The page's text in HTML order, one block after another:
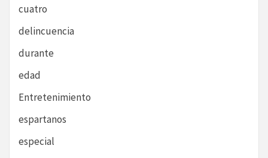
cuatro
delincuencia
durante
edad
Entretenimiento
espartanos
especial